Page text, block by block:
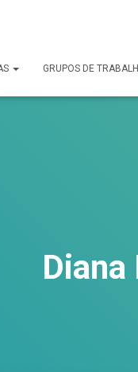
GRUPOS DE
Diana